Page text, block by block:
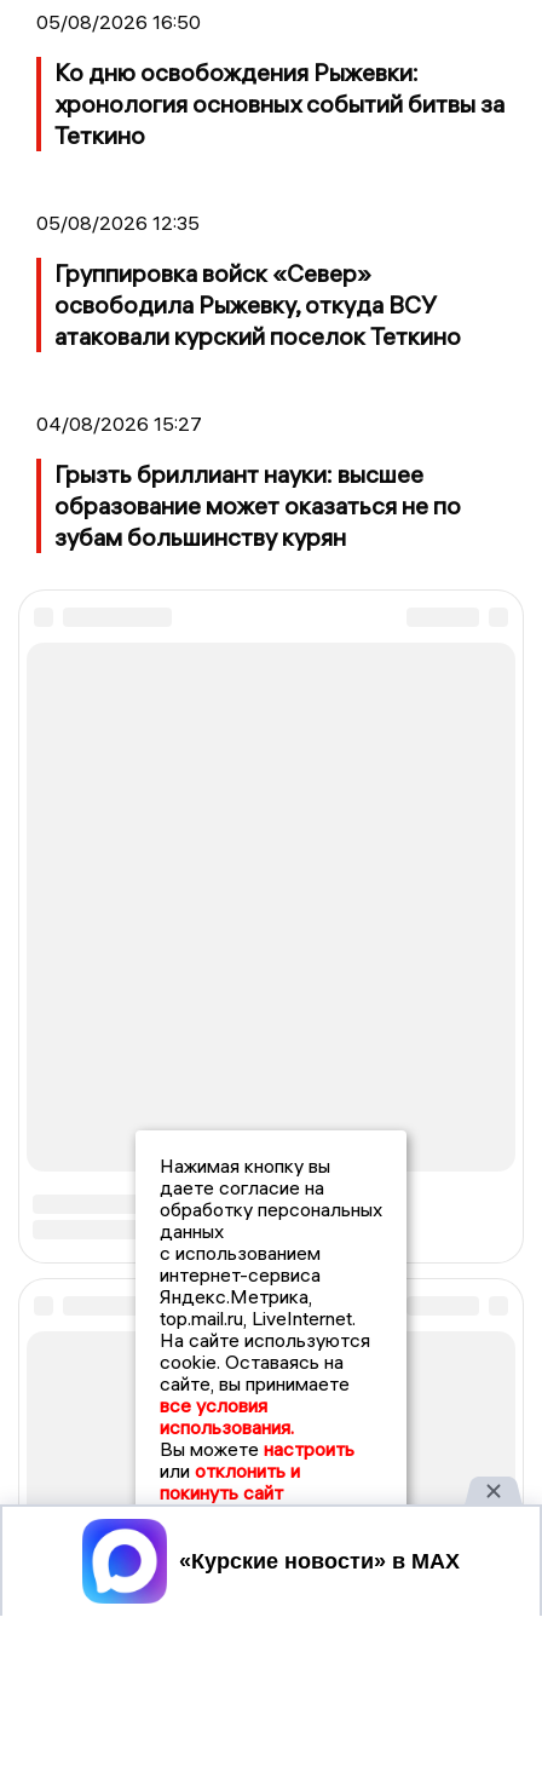
05/08/2026 16:50
Ко дню освобождения Рыжевки:
хронология основных событий битвы за
Теткино
05/08/2026 12:35
Группировка войск «Север»
освободила Рыжевку, откуда ВСУ
атаковали курский поселок Теткино
04/08/2026 15:27
Грызть бриллиант науки: высшее
образование может оказаться не по
зубам большинству курян
Нажимая кнопку вы
даете согласие на
обработку персональных
данных
с использованием
интернет-сервиса
Яндекс.Метрика,
top.mail.ru, LiveInternet.
На сайте используются
cookie. Оставаясь на
сайте, вы принимаете
все условия
использования.
Вы можете настроить
или отклонить и
покинуть сайт
Принять